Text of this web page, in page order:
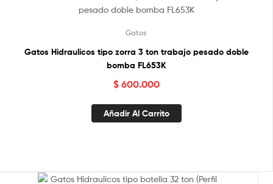
Gatos
Gatos Hidraulicos tipo zorra 3 ton trabajo pesado doble
bomba FL653K
$600.000
Añadir Al Carrito